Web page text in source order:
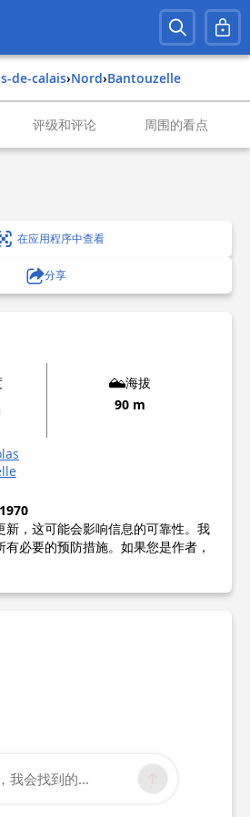
de-calais› nord› bantouzelle
评级和评论 周围的看点
在应用程序中查看
分享
海拔
90 m
新，这可能会影响信息的可靠性。我
必要的预防措施。如果您是作者，
我会找到的...